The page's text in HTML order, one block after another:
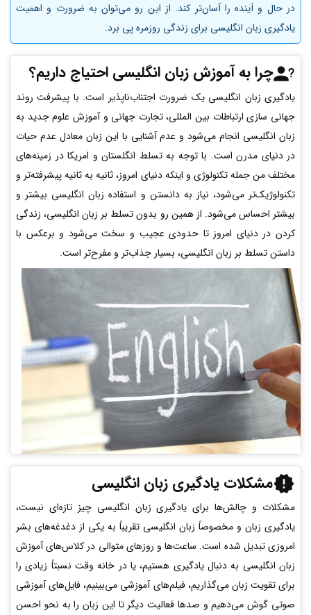
در حال و آینده را آسان‌تر کند. از این رو می‌توان به ضرورت و اهمیت
یادگیری زبان انگلیسی برای زندگی روزمره پی برد.
چرا به آموزش زبان انگلیسی احتیاج داریم؟
یادگیری زبان انگلیسی یک ضرورت اجتناب‌ناپذیر است. با پیشرفت روند
جهانی سازی ارتباطات بین المللی، تجارت جهانی و آموزش علوم جدید به
زبان انگلیسی انجام می‌شود و عدم آشنایی با این زبان معادل عدم حیات
در دنیای مدرن است. با توجه به تسلط انگلستان و امریکا در زمینه‌های
مختلف من جمله تکنولوژی و اینکه دنیای امروز، ثانیه به ثانیه پیشرفته‌تر و
تکنولوژیک‌تر می‌شود، نیاز به دانستن و استفاده زبان انگلیسی بیشتر و
بیشتر احساس می‌شود. از همین رو بدون تسلط بر زبان انگلیسی، زندگی
کردن در دنیای امروز تا حدودی عجیب و سخت می‌شود و برعکس با
داستن تسلط بر زبان انگلیسی، بسیار جذاب‌تر و مفرح‌تر است.
مشکلات یادگیری زبان انگلیسی
مشکلات و چالش‌ها برای یادگیری زبان انگلیسی چیز تازه‌ای نیست،
یادگیری زبان و مخصوصاً زبان انگلیسی تقریباً به یکی از دغدغه‌های بشر
امروزی تبدیل‌ شده است. ساعت‌ها و روزهای متوالی در کلاس‌های آموزش
زبان انگلیسی به دنبال یادگیری هستیم، یا در خانه وقت نسبتاً زیادی را
برای تقویت زبان می‌گذاریم، فیلم‌های آموزشی می‌بینیم، فایل‌های آموزشی
صوتی گوش می‌دهیم و صدها فعالیت دیگر تا این زبان را به نحو احسن